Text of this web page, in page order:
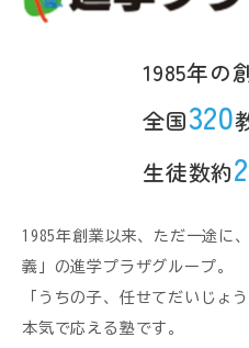
1985年の
全国320
生徒数約
1985年創業以来、ただ一途に
義」の進学プラザグループ。
「うちの子、任せてだいじょ
本気で応える塾です。